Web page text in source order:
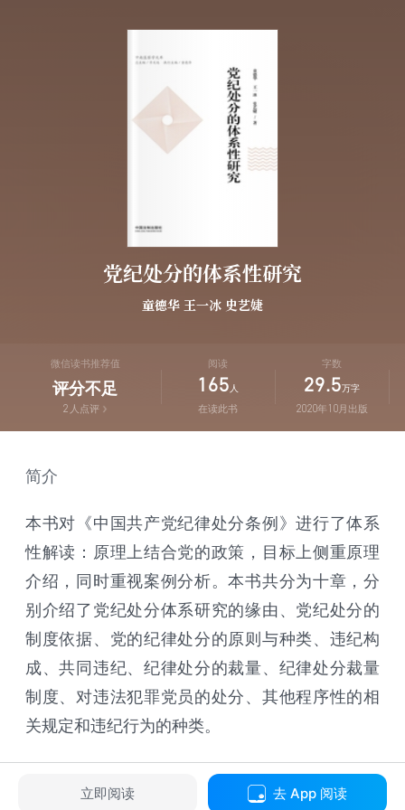
党纪处分的体系性研究
童德华 王一冰 史艺婕
微信读书推荐值
评分不足
2 人点评
阅读
165 人
在读此书
字数
29.5 万字
2020年10月出版
简介
本书对《中国共产党纪律处分条例》进行了体系
性解读：原理上结合党的政策，目标上侧重原理
介绍，同时重视案例分析。本书共分为十章，分
别介绍了党纪处分体系研究的缘由、党纪处分的
制度依据、党的纪律处分的原则与种类、违纪构
成、共同违纪、纪律处分的裁量、纪律处分裁量
制度、对违法犯罪党员的处分、其他程序性的相
关规定和违纪行为的种类。
立即阅读 去 App 阅读